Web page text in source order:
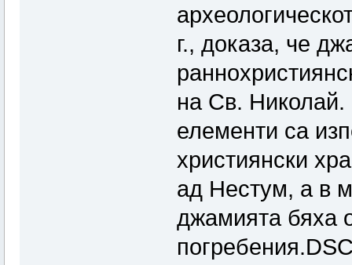
г., доказа, че
на Св. Николай.
елементи са
християнски
ад Нестум, а в
джамията бяха